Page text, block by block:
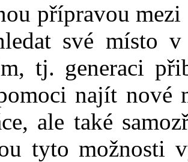
přípravou
své místo v
tj. generaci
najít nové
ale také
tyto možnosti